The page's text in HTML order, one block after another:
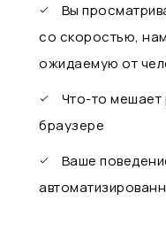
Вы
со скоростью,
ожидаемую от
Что-то
браузере
Ваше